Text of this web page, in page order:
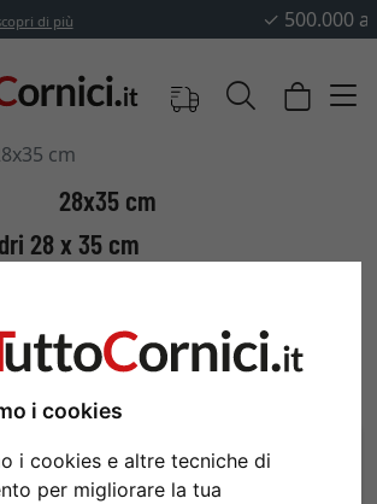
i cookies
i cookies e altre tecniche di
per migliorare la tua
articoli tra cui scegliere
cm
28x35 cm
28 x 35 cm
popolari